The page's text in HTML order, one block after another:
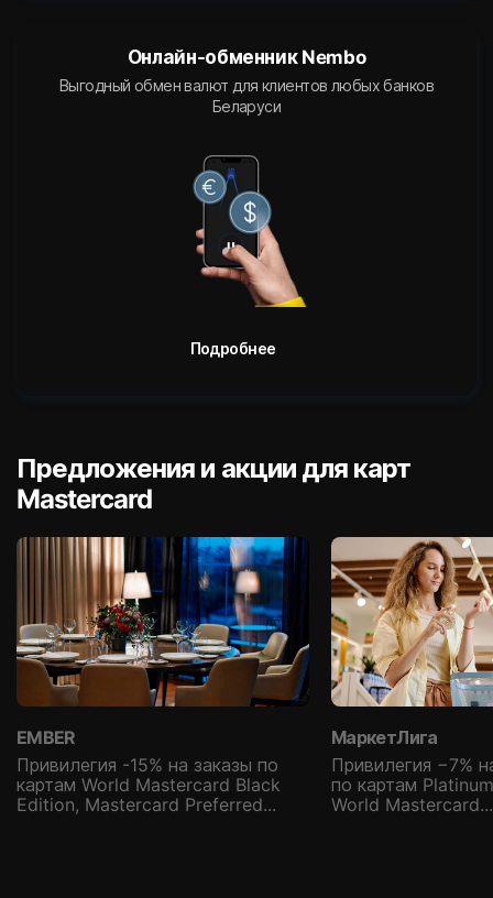
Онлайн-обменник Nembo
Выгодный обмен валют для клиентов любых банков
Беларуси
Подробнее
Предложения и акции для карт
Mastercard
EMBER
Привилегия -15% на заказы по
картам World Mastercard Black
Edition, Mastercard Preferred...
МаркетЛига
Привилегия −7%
по картам
World Mastercard...